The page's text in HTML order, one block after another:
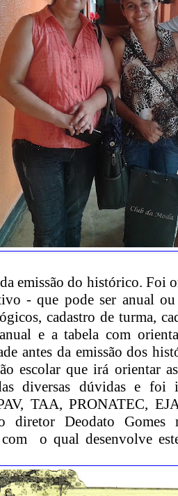
emissão do histórico. Foi
- que pode ser anual ou
cadastro de turma,
e a tabela com
antes da emissão dos
escolar que irá orientar
diversas dúvidas e
TAA, PRONATEC,
diretor Deodato Gomes
o qual desenvolve